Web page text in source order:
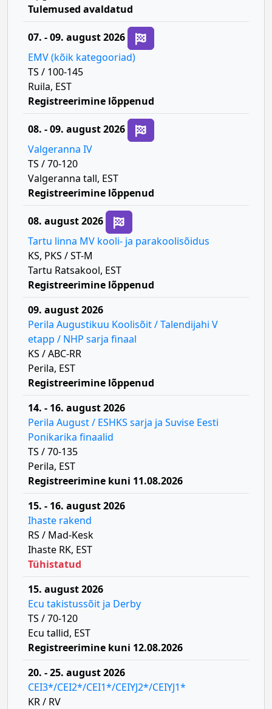
Tulemused avaldatud
07. - 09. august 2026
EMV (kõik kategooriad)
TS / 100-145
Ruila, EST
Registreerimine lõppenud
08. - 09. august 2026
Valgeranna IV
TS / 70-120
Valgeranna tall, EST
Registreerimine lõppenud
08. august 2026
Tartu linna MV kooli- ja parakoolisõidus
KS, PKS / ST-M
Tartu Ratsakool, EST
Registreerimine lõppenud
09. august 2026
Perila Augustikuu Koolisõit / Talendijahi V
etapp / NHP sarja finaal
KS / ABC-RR
Perila, EST
Registreerimine lõppenud
14. - 16. august 2026
Perila August / ESHKS sarja ja Suvise Eesti
Ponikarika finaalid
TS / 70-135
Perila, EST
Registreerimine kuni 11.08.2026
15. - 16. august 2026
Ihaste rakend
RS / Mad-Kesk
Ihaste RK, EST
Tühistatud
15. august 2026
Ecu takistussõit ja Derby
TS / 70-120
Ecu tallid, EST
Registreerimine kuni 12.08.2026
20. - 25. august 2026
CEI3*/CEI2*/CEI1*/CEIYJ2*/CEIYJ1*
KR / RV